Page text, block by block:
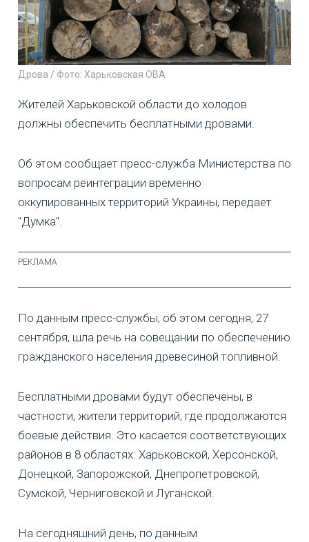
Дрова / Фото: Харьковская ОВА
Жителей Харьковской области до холодов
должны обеспечить бесплатными дровами.
Об этом сообщает пресс-служба Министерства по
вопросам реинтеграции временно
оккупированных территорий Украины, передает
"Думка".
По данным пресс-службы, об этом сегодня, 27
сентября, шла речь на совещании по обеспечению
гражданского населения древесиной топливной.
Бесплатными дровами будут обеспечены, в
частности, жители территорий, где продолжаются
боевые действия. Это касается соответствующих
районов в 8 областях: Харьковской, Херсонской,
Донецкой, Запорожской, Днепропетровской,
Сумской, Черниговской и Луганской.
На сегодняшний день, по данным